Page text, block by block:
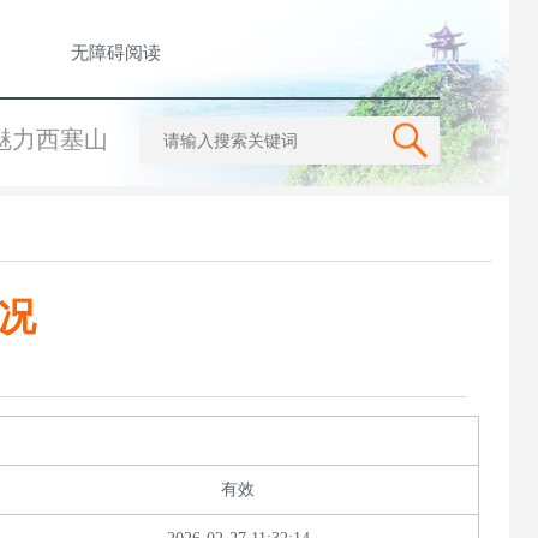
无障碍阅读
力西塞山
有效